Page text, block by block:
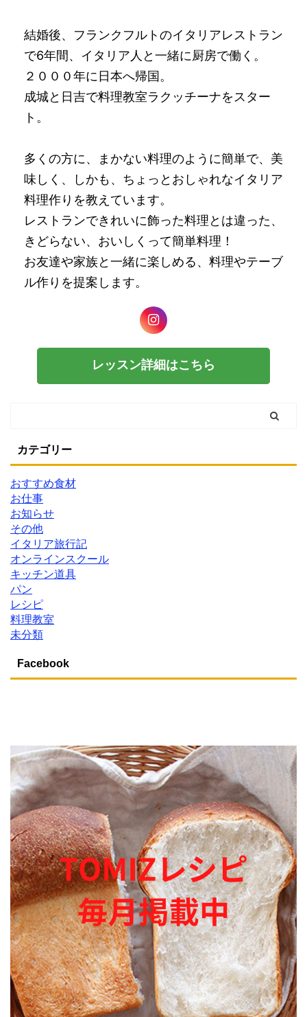
結婚後、フランクフルトのイタリアレストラン
で6年間、イタリア人と一緒に厨房で働く。
２０００年に日本へ帰国。
成城と日吉で料理教室ラクッチーナをスター
ト。
多くの方に、まかない料理のように簡単で、美
味しく、しかも、ちょっとおしゃれなイタリア
料理作りを教えています。
レストランできれいに飾った料理とは違った、
きどらない、おいしくって簡単料理！
お友達や家族と一緒に楽しめる、料理やテーブ
ル作りを提案します。
レッスン詳細はこちら
カテゴリー
おすすめ食材
お仕事
お知らせ
その他
イタリア旅行記
オンラインスクール
キッチン道具
パン
レシピ
料理教室
未分類
Facebook